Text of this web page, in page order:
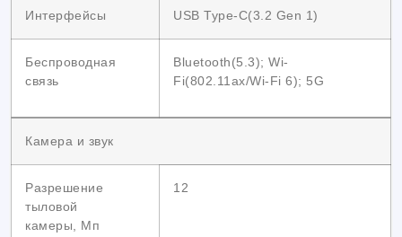
Интерфейсы USB Type-C(3.2 Gen 1)
Беспроводная
связь
Bluetooth(5.3); Wi-
Fi(802.11ax/Wi-Fi 6); 5G
Камера и звук
Разрешение
тыловой
камеры, Мп
12